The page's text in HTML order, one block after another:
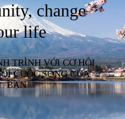
change
life
TRÌNH VỚI CƠ HỘI
CUỘC SỐNG CỦA
BẠN